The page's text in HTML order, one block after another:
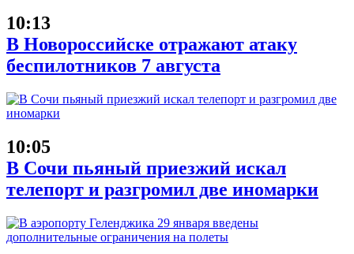
10:13
В Новороссийске отражают атаку
беспилотников 7 августа
10:05
В Сочи пьяный приезжий искал
телепорт и разгромил две иномарки